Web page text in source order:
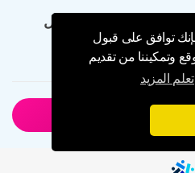
توافق على قبول
وتمكيننا من تقديم
تعلم المزيد
التجربة الكاملة من خلال
بنا